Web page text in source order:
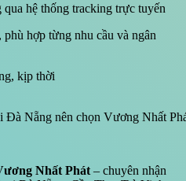
hệ thống tracking trực tuyến
hợp từng nhu cầu và ngân
kịp thời
Đà Nẵng nên chọn Vương Nhất
Nhất Phát – chuyên nhận